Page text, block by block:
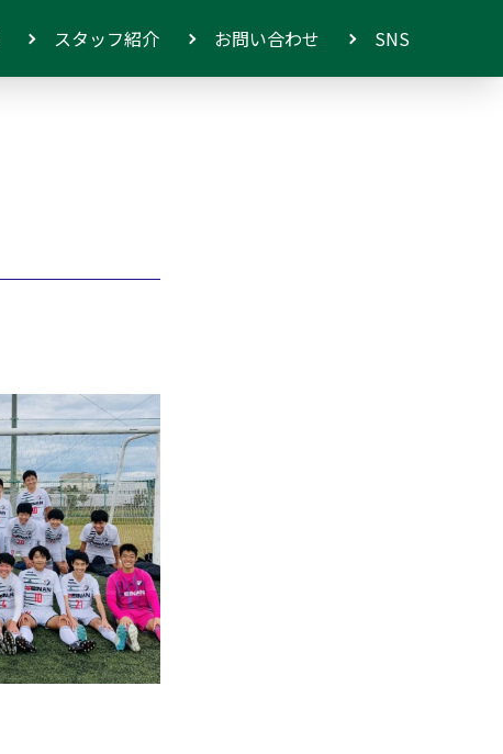
スタッフ紹介 お問い合わせ SNS